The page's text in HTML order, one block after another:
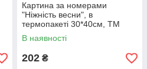
Картина за номерами
"Ніжність весни", в
термопакеті 30*40см, ТМ
Ідейка, Україна
В наявності
202 ₴